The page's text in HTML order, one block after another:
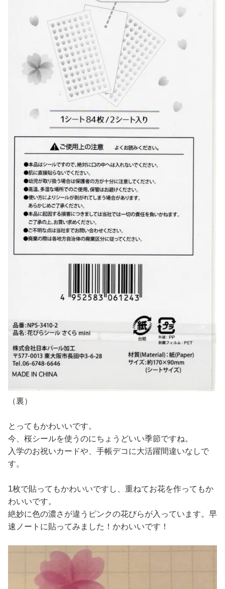
（裏）
とってもかわいいです。
今、桜シールを使うのにちょうどいい季節ですね。
入学のお祝いカードや、手帳デコに大活躍間違いなしで
す。
1枚で貼ってもかわいいですし、重ねてお花を作ってもか
わいいです。
絶妙に色の濃さが違うピンクの花びらが入っています。早
速ノートに貼ってみました！かわいいです！